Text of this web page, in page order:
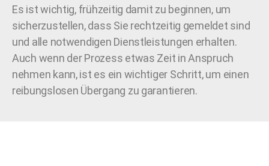
Es ist wichtig, frühzeitig damit zu beginnen, um
sicherzustellen, dass Sie rechtzeitig gemeldet sind
und alle notwendigen Dienstleistungen erhalten.
Auch wenn der Prozess etwas Zeit in Anspruch
nehmen kann, ist es ein wichtiger Schritt, um einen
reibungslosen Übergang zu garantieren.